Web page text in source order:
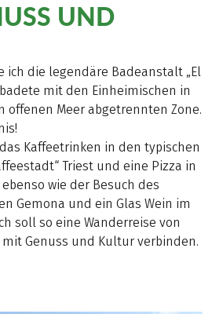
UND
ich die legendäre Badeanstalt „El
mit den Einheimischen in
offenen Meer abgetrennten Zone.
Kaffeetrinken in den typischen
Triest und eine Pizza in
wie der Besuch des
Gemona und ein Glas Wein im
soll so eine Wanderreise von
mit Genuss und Kultur verbinden.